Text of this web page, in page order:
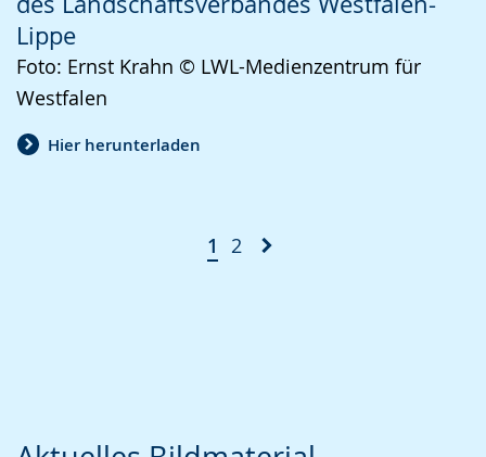
Lippe
Foto: Ernst Krahn © LWL-Medienzentrum für
Westfalen
Hier herunterladen
1 2